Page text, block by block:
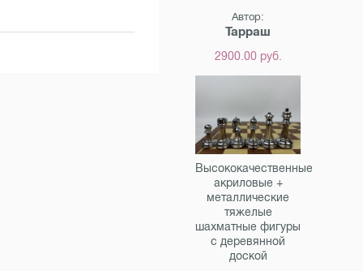
Автор:
Тарраш
2900.00 руб.
Высококачественные
акриловые +
металлические
тяжелые
шахматные фигуры
с деревянной
доской